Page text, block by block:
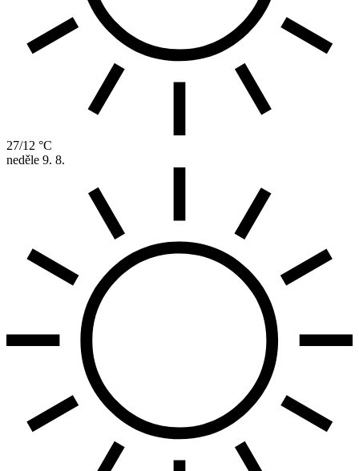
27/12 °C
neděle 9. 8.